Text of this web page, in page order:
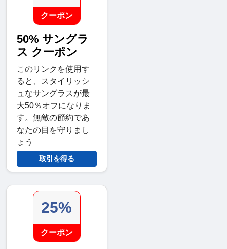
クーポン
50% サングラ
ス クーポン
このリンクを使用す
ると、スタイリッシ
ュなサングラスが最
大50％オフになりま
す。無敵の節約であ
なたの目を守りまし
ょう
取引を得る
25%
クーポン